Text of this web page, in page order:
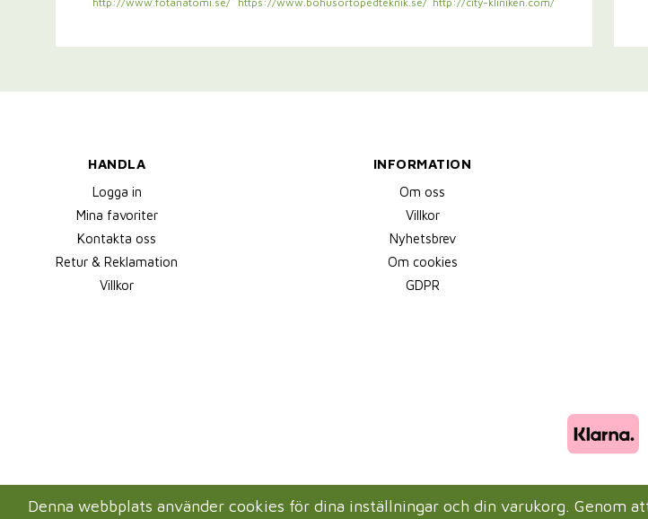
HANDLA
Logga in
Mina favoriter
Kontakta oss
Retur & Reklamation
Villkor
INFORMATION
Om oss
Villkor
Nyhetsbrev
Om cookies
GDPR
Drift & produktion:
Denna webbplats använder cookies för dina inställningar och din varukorg. Genom